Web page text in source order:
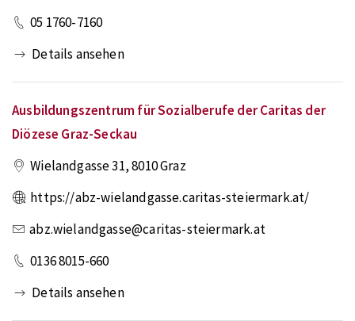
05 1760-7160
Details ansehen
Ausbildungszentrum für Sozialberufe der Caritas der
Diözese Graz-Seckau
Wielandgasse 31,8010Graz
https://abz-wielandgasse.caritas-steiermark.at/
abz.wielandgasse@caritas-steiermark.at
0136 8015-660
Details ansehen